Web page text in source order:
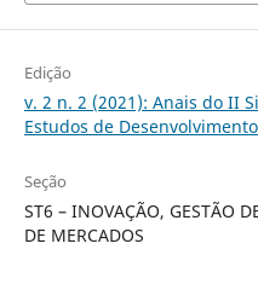
Edição
v. 2 n. 2 (2021): Anais do II
Estudos de
Seção
ST6 – INOVAÇÃO, GESTÃO
DE MERCADOS